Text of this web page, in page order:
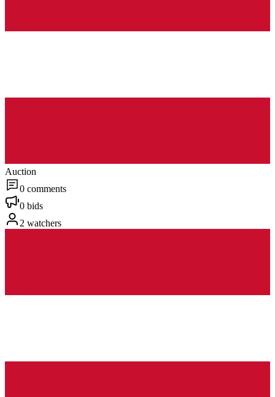
Auction
0 comments
0 bids
2 watchers